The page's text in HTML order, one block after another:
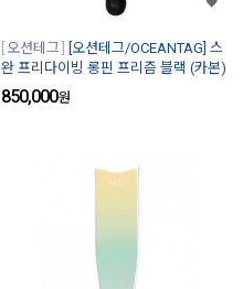
오션테그
[오션테그/OCEANTAG] 스
완 프리다이빙 롱핀 프리즘 블랙 (카본)
850,000원